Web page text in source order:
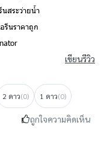
สระว่ายน้ำ
รีนราคาถูก
เขียนรีวิว
2 ดาว(0) 1 ดาว(0)
ถูกใจความคิดเห็น